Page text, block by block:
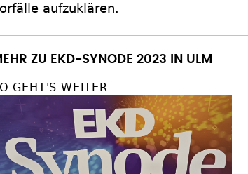
aufzuklären.
ZU EKD-SYNODE 2023 IN ULM
GEHT'S WEITER